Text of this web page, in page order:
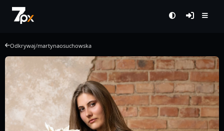
Odkrywaj/martynaosuchowska